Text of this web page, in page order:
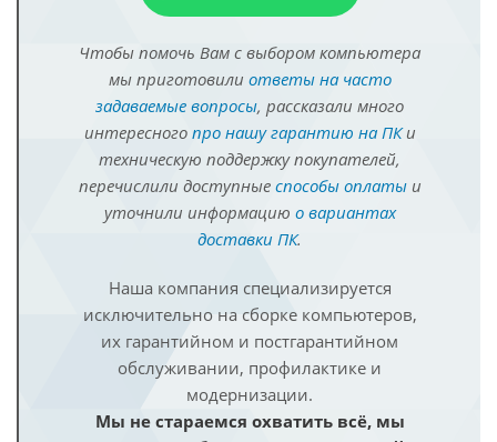
Чтобы помочь Вам с выбором компьютера
мы приготовили ответы на часто
задаваемые вопросы, рассказали много
интересного про нашу гарантию на ПКи
техническую поддержку покупателей,
перечислили доступные способы оплатыи
уточнили информацию о вариантах
доставки ПК.
Наша компания специализируется
исключительно на сборке компьютеров,
их гарантийном и постгарантийном
обслуживании, профилактике и
модернизации.
Мы не стараемся охватить всё, мы